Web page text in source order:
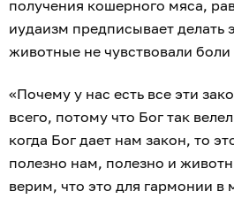
получения кошерного мяса,
иудаизм предписывает делать
животные не чувствовали боли
«Почему у нас есть все эти
всего, потому что Бог так
когда Бог дает нам закон, то
полезно нам, полезно и
верим, что это для гармонии